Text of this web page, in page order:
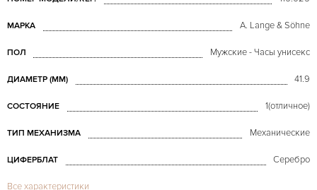
МАРКА A. Lange & Söhne
ПОЛ Мужские - Часы унисекс
ДИАМЕТР (MM) 41.9
СОСТОЯНИЕ 1(отличное)
ТИП МЕХАНИЗМА Механические
ЦИФЕРБЛАТ Серебро
СТЕКЛО
Все характеристики